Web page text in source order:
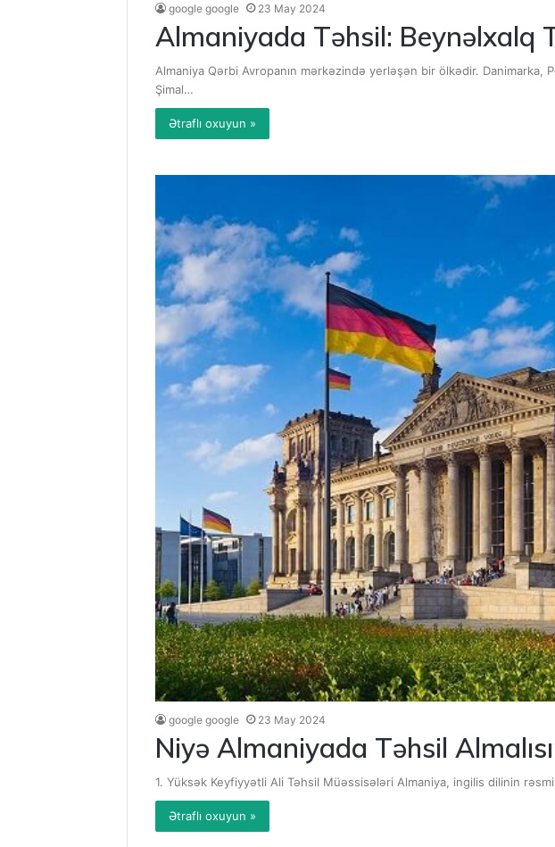
google google 23 May 2024
Almaniyada Təhsil: Beynəlxalq
Almaniya Qərbi Avropanın mərkəzində yerləşən bir ölkədir.
Şimal…
Ətraflı oxuyun »
google google 23 May 2024
Niyə Almaniyada Təhsil
1. Yüksək Keyfiyyətli Ali Təhsil Müəssisələri Almaniya, ingilis dilinin
Ətraflı oxuyun »